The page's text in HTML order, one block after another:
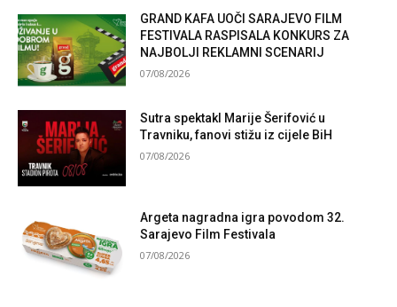
GRAND KAFA UOČI SARAJEVO FILM
FESTIVALA RASPISALA KONKURS ZA
NAJBOLJI REKLAMNI SCENARIJ
07/08/2026
Sutra spektakl Marije Šerifović u
Travniku, fanovi stižu iz cijele BiH
07/08/2026
Argeta nagradna igra povodom 32.
Sarajevo Film Festivala
07/08/2026